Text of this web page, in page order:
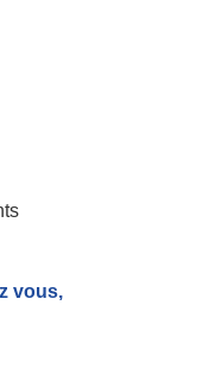
vous,